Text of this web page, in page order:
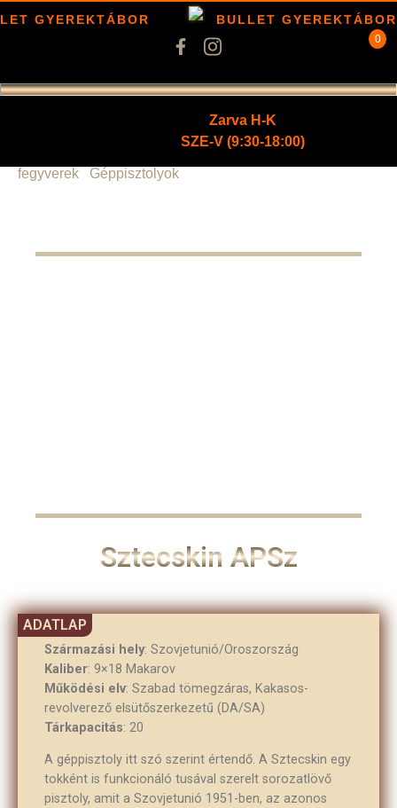
GYEREKTÁBOR BULLET GYEREKTÁBOR
0
Zarva H-K
SZE-V (9:30-18:00)
fegyverek
Géppisztolyok
Sztecskin APSz
Származási hely: Szovjetunió/Oroszország
Kaliber: 9×18 Makarov
Működési elv: Szabad tömegzáras, Kakasos-
revolverező elsütőszerkezetű (DA/SA)
Tárkapacitás: 20
A géppisztoly itt szó szerint értendő. A Sztecskin egy
tokként is funkcionáló tusával szerelt sorozatlövő
pisztoly, amit a Szovjetunió 1951-ben, az azonos